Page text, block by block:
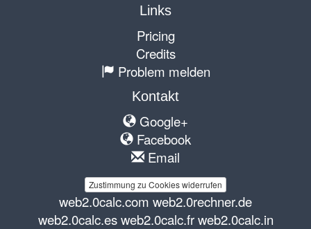
Links
Pricing
Credits
Problem melden
Kontakt
Google+
Facebook
Email
Zustimmung zu Cookies widerrufen
web2.0calc.com web2.0rechner.de
web2.0calc.es web2.0calc.fr web2.0calc.in